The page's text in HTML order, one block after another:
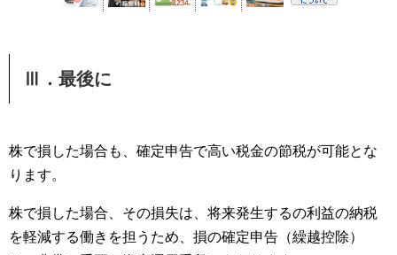
Ⅲ．最後に
株で損した場合も、確定申告で高い税金の節税が可能とな
ります。
株で損した場合、その損失は、将来発生するの利益の納税
を軽減する働きを担うため、損の確定申告（繰越控除）